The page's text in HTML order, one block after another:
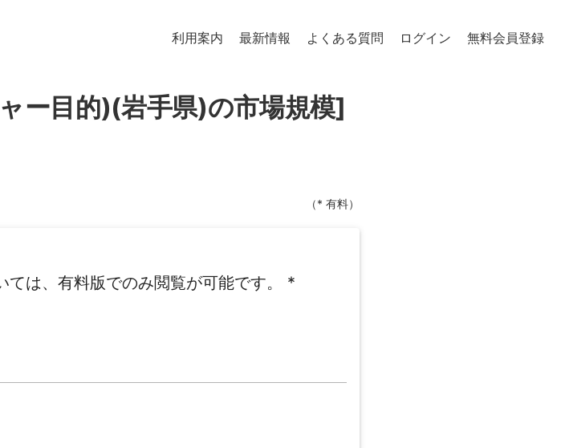
利用案内 最新情報 よくある質問 ログイン 無料会員登録
ー目的)(岩手県)の市場規模]
（* 有料）
は、有料版でのみ閲覧が可能です。 *